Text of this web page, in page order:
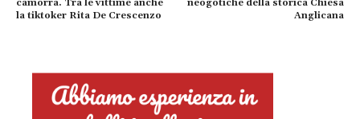
camorra. Tra le vittime anche
la tiktoker Rita De Crescenzo
neogotiche della storica Chiesa
Anglicana